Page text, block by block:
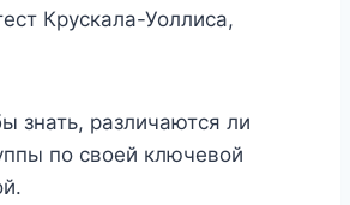
Крускала-Уоллиса,
знать, различаются ли
по своей ключевой